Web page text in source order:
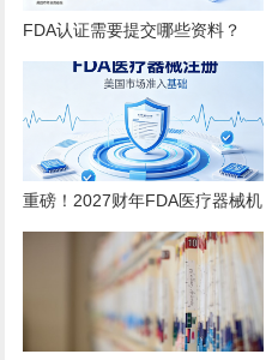
FDA认证需要提交哪些资料？
2026全品类详细清单
重磅！2027财年FDA医疗器械机
构注册年费上调至 $13785！